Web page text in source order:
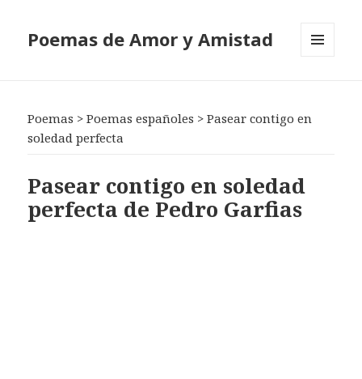
Poemas de Amor y Amistad
Poemas >Poemas españoles >Pasear contigo en
soledad perfecta
Pasear contigo en soledad
perfecta de Pedro Garfias